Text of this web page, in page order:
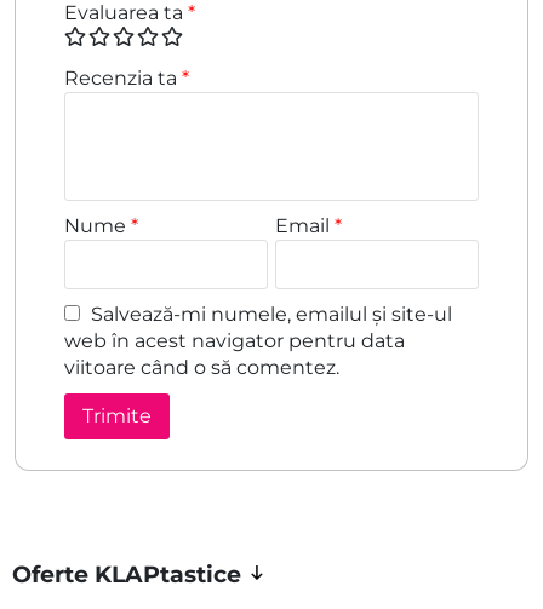
Evaluarea ta *
Recenzia ta *
Nume * Email*
Salvează-mi numele, emailul și site-ul
web în acest navigator pentru data
viitoare când o să comentez.
Oferte KLAPtastice